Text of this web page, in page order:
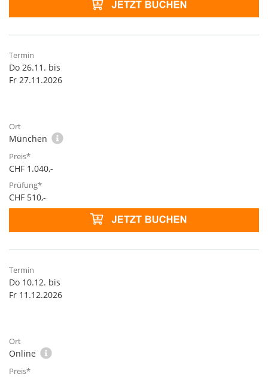
Do 26.11. bis
Fr 27.11.2026
München
CHF 1.040,-
CHF 510,-
Do 10.12. bis
Fr 11.12.2026
Online